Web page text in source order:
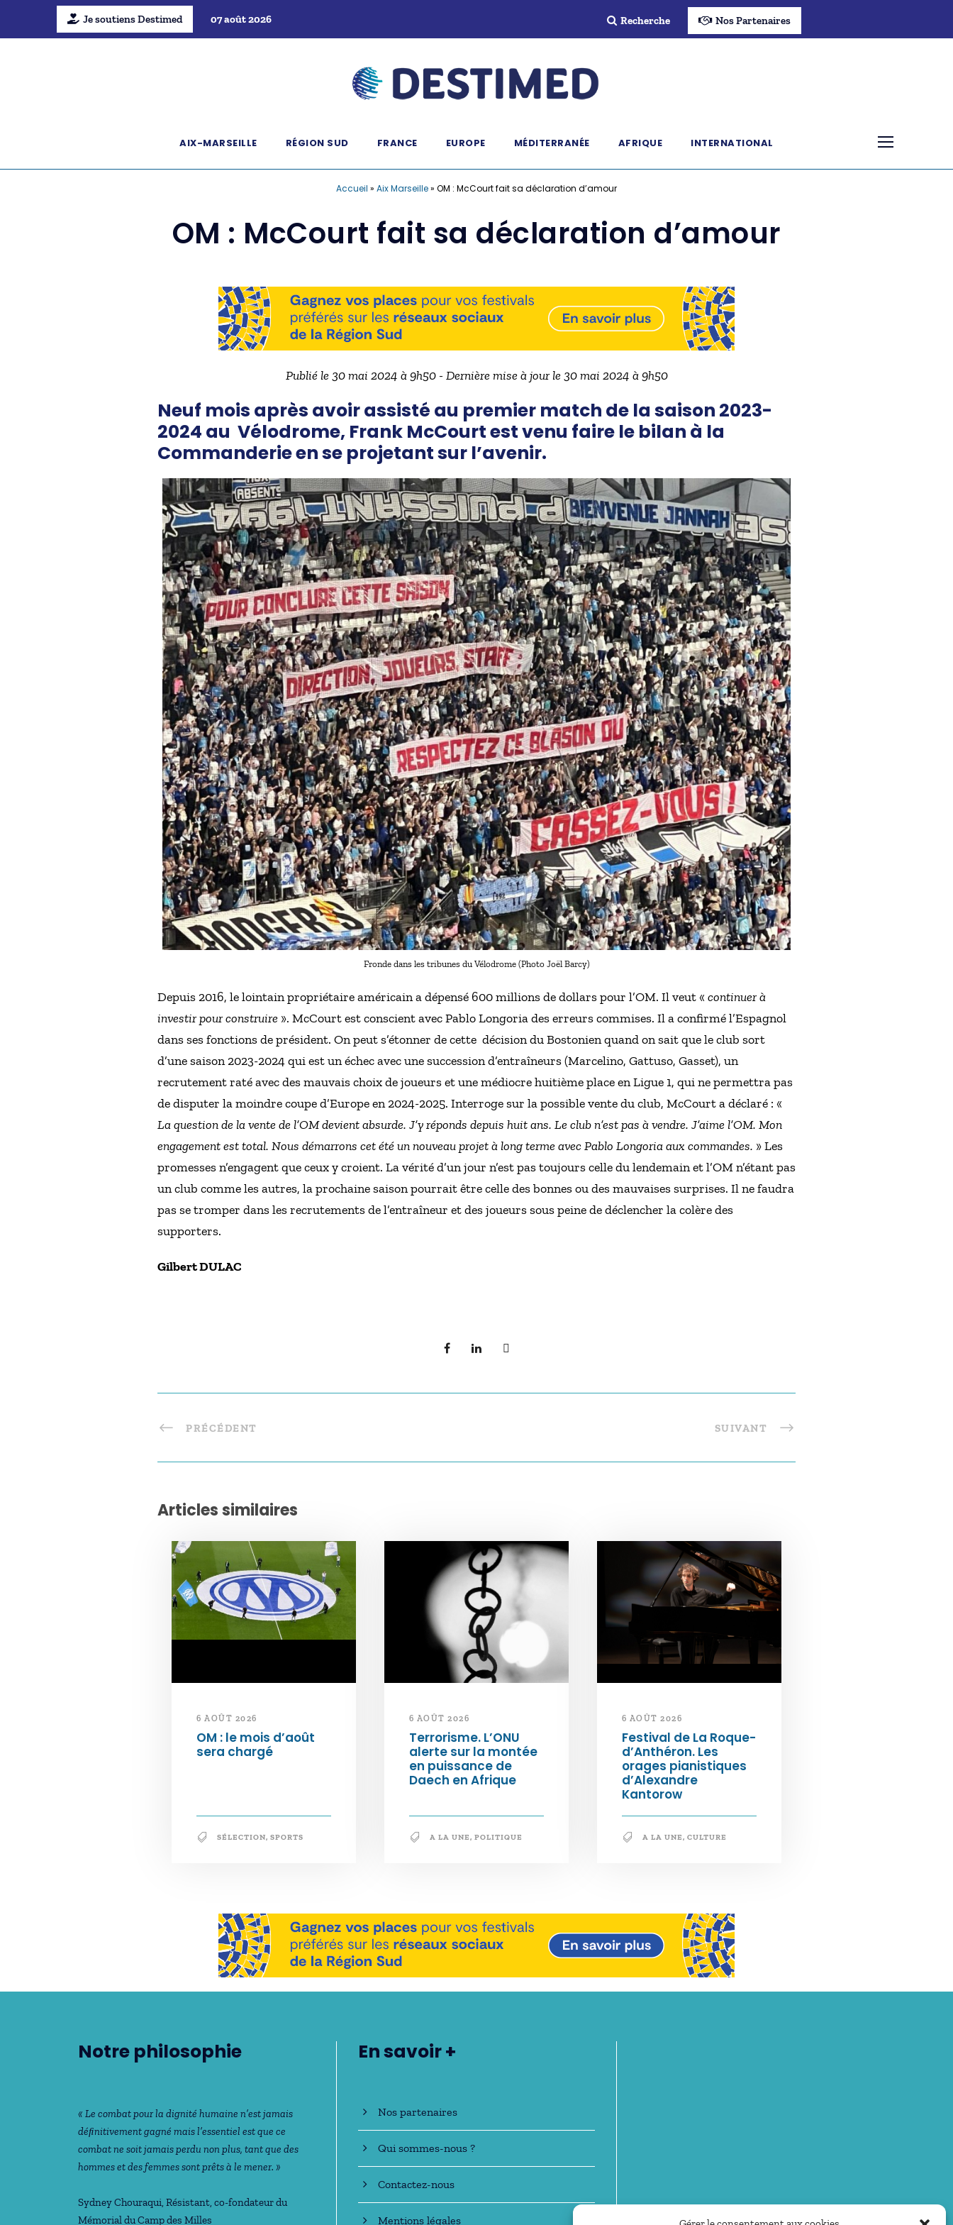
Je soutiens Destimed 07 août 2026 Recherche Nos Partenaires
AIX-MARSEILLE RÉGION SUD FRANCE EUROPE MÉDITERRANÉE AFRIQUE INTERNATIONAL
Accueil » Aix Marseille» OM : McCourt fait sa déclaration d’amour
OM : McCourt fait sa déclaration d’amour
Publié le 30 mai 2024 à 9h50 - Dernière mise à jour le 30 mai 2024 à 9h50
Neuf mois après avoir assisté au premier match de la saison 2023-
2024 au Vélodrome, Frank McCourt est venu faire le bilan à la
Commanderie en se projetant sur l’avenir.
Fronde dans les tribunes du Vélodrome (Photo Joël Barcy)
Depuis 2016, le lointain propriétaire américain a dépensé 600 millions de dollars pour l’OM. Il veut « continuer à
investir pour construire ». McCourt est conscient avec Pablo Longoria des erreurs commises. Il a confirmé l’Espagnol
dans ses fonctions de président. On peut s’étonner de cette décision du Bostonien quand on sait que le club sort
d’une saison 2023-2024 qui est un échec avec une succession d’entraîneurs (Marcelino, Gattuso, Gasset), un
recrutement raté avec des mauvais choix de joueurs et une médiocre huitième place en Ligue 1, qui ne permettra pas
de disputer la moindre coupe d’Europe en 2024-2025. Interroge sur la possible vente du club, McCourt a déclaré : «
La question de la vente de l’OM devient absurde. J’y réponds depuis huit ans. Le club n’est pas à vendre. J’aime l’OM. Mon
engagement est total. Nous démarrons cet été un nouveau projet à long terme avec Pablo Longoria aux commandes. » Les
promesses n’engagent que ceux y croient. La vérité d’un jour n’est pas toujours celle du lendemain et l’OM n’étant pas
un club comme les autres, la prochaine saison pourrait être celle des bonnes ou des mauvaises surprises. Il ne faudra
pas se tromper dans les recrutements de l’entraîneur et des joueurs sous peine de déclencher la colère des
supporters.
Gilbert DULAC
PRÉCÉDENT SUIVANT
Articles similaires
6 AOÛT 2026
OM : le mois d’août
sera chargé
SÉLECTION, SPORTS
6 AOÛT 2026
Terrorisme. L’ONU
alerte sur la montée
en puissance de
Daech en Afrique
A LA UNE, POLITIQUE
6 AOÛT 2026
Festival de La Roque-
d’Anthéron. Les
orages pianistiques
d’Alexandre
Kantorow
A LA UNE, CULTURE
Notre philosophie
« Le combat pour la dignité humaine n’est jamais
déﬁnitivement gagné mais l’essentiel est que ce
combat ne soit jamais perdu non plus, tant que des
hommes et des femmes sont prêts à le mener. »
Sydney Chouraqui, Résistant, co-fondateur du
Mémorial du Camp des Milles
En savoir +
Nos partenaires
Qui sommes-nous ?
Contactez-nous
Mentions légales